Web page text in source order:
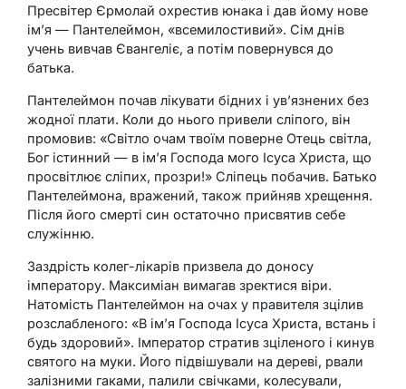
Пресвітер Єрмолай охрестив юнака і дав йому нове
ім’я — Пантелеймон, «всемилостивий». Сім днів
учень вивчав Євангеліє, а потім повернувся до
батька.
Пантелеймон почав лікувати бідних і ув’язнених без
жодної плати. Коли до нього привели сліпого, він
промовив: «Світло очам твоїм поверне Отець світла,
Бог істинний — в ім’я Господа мого Ісуса Христа, що
просвітлює сліпих, прозри!» Сліпець побачив. Батько
Пантелеймона, вражений, також прийняв хрещення.
Після його смерті син остаточно присвятив себе
служінню.
Заздрість колег-лікарів призвела до доносу
імператору. Максиміан вимагав зректися віри.
Натомість Пантелеймон на очах у правителя зцілив
розслабленого: «В ім’я Господа Ісуса Христа, встань і
будь здоровий». Імператор стратив зціленого і кинув
святого на муки. Його підвішували на дереві, рвали
залізними гаками, палили свічками, колесували,